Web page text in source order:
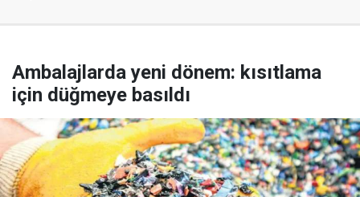
Ambalajlarda yeni dönem: kısıtlama
için düğmeye basıldı